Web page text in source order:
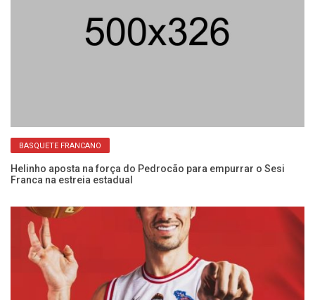
BASQUETE FRANCANO
Helinho aposta na força do Pedrocão para empurrar o Sesi
Franca na estreia estadual